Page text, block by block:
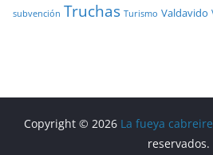
subvención Truchas Turismo Valdavido
Copyright © 2026 La fueya
reservados.